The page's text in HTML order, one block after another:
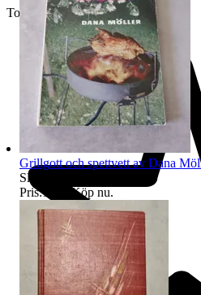
Toppsäljare
Grillgott och spettvett av Dana
Sluttid
Pris:10 kr Köp nu.